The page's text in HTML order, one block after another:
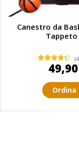
Canestro da
Tappeto
Ordina